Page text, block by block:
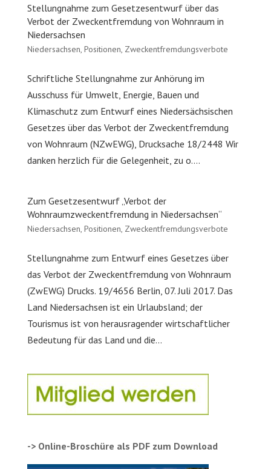
Stellungnahme zum Gesetzesentwurf über das
Verbot der Zweckentfremdung von Wohnraum in
Niedersachsen
Niedersachsen, Positionen, Zweckentfremdungsverbote
Schriftliche Stellungnahme zur Anhörung im
Ausschuss für Umwelt, Energie, Bauen und
Klimaschutz zum Entwurf eines Niedersächsischen
Gesetzes über das Verbot der Zweckentfremdung
von Wohnraum (NZwEWG), Drucksache 18/2448 Wir
danken herzlich für die Gelegenheit, zu o....
Zum Gesetzesentwurf „Verbot der
Wohnraumzweckentfremdung in Niedersachsen“
Niedersachsen, Positionen, Zweckentfremdungsverbote
Stellungnahme zum Entwurf eines Gesetzes über
das Verbot der Zweckentfremdung von Wohnraum
(ZwEWG) Drucks. 19/4656 Berlin, 07. Juli 2017. Das
Land Niedersachsen ist ein Urlaubsland; der
Tourismus ist von herausragender wirtschaftlicher
Bedeutung für das Land und die...
-> Online-Broschüre als PDF zum Download